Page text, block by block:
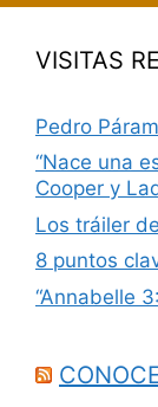
VISITAS
Pedro
“Nace una
Cooper y
Los tráiler
8 puntos
“Annabelle